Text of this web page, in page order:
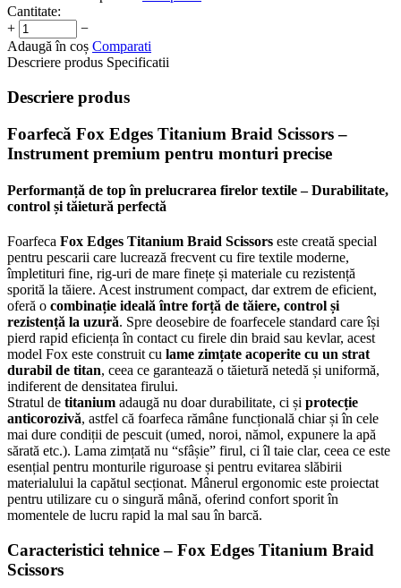
Cantitate:
+
−
Adaugă în coș Comparati
Descriere produs Specificatii
Descriere produs
Foarfecă Fox Edges Titanium Braid Scissors –
Instrument premium pentru monturi precise
Performanță de top în prelucrarea firelor textile – Durabilitate,
control și tăietură perfectă
Foarfeca Fox Edges Titanium Braid Scissors este creată special
pentru pescarii care lucrează frecvent cu fire textile moderne,
împletituri fine, rig-uri de mare finețe și materiale cu rezistență
sporită la tăiere. Acest instrument compact, dar extrem de eficient,
oferă o combinație ideală între forță de tăiere, control și
rezistență la uzură. Spre deosebire de foarfecele standard care își
pierd rapid eficiența în contact cu firele din braid sau kevlar, acest
model Fox este construit cu lame zimțate acoperite cu un strat
durabil de titan, ceea ce garantează o tăietură netedă și uniformă,
indiferent de densitatea firului.
Stratul de titanium adaugă nu doar durabilitate, ci și protecție
anticorozivă, astfel că foarfeca rămâne funcțională chiar și în cele
mai dure condiții de pescuit (umed, noroi, nămol, expunere la apă
sărată etc.). Lama zimțată nu “sfâșie” firul, ci îl taie clar, ceea ce este
esențial pentru monturile riguroase și pentru evitarea slăbirii
materialului la capătul secționat. Mânerul ergonomic este proiectat
pentru utilizare cu o singură mână, oferind confort sporit în
momentele de lucru rapid la mal sau în barcă.
Caracteristici tehnice – Fox Edges Titanium Braid
Scissors